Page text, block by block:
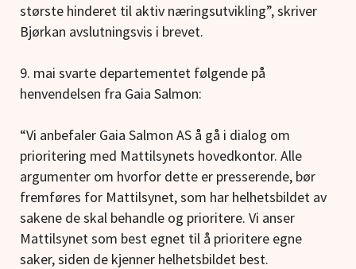
største hinderet til aktiv næringsutvikling”, skriver
Bjørkan avslutningsvis i brevet.
9. mai svarte departementet følgende på
henvendelsen fra Gaia Salmon:
“Vi anbefaler Gaia Salmon AS å gå i dialog om
prioritering med Mattilsynets hovedkontor. Alle
argumenter om hvorfor dette er presserende, bør
fremføres for Mattilsynet, som har helhetsbildet av
sakene de skal behandle og prioritere. Vi anser
Mattilsynet som best egnet til å prioritere egne
saker, siden de kjenner helhetsbildet best.